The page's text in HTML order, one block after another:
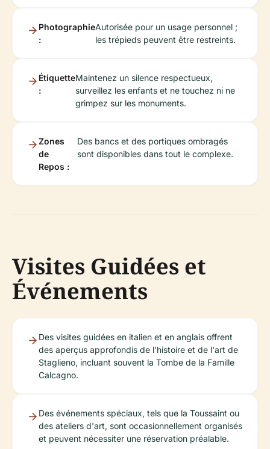
Photographie
:
Autorisée pour un usage personnel ;
les trépieds peuvent être restreints.
Étiquette
:
Maintenez un silence respectueux,
surveillez les enfants et ne touchez ni ne
grimpez sur les monuments.
Zones
de
Repos :
Des bancs et des portiques ombragés
sont disponibles dans tout le complexe.
Visites Guidées et
Événements
Des visites guidées en italien et en anglais offrent
des aperçus approfondis de l'histoire et de l'art de
Staglieno, incluant souvent la Tombe de la Famille
Calcagno.
Des événements spéciaux, tels que la Toussaint ou
des ateliers d'art, sont occasionnellement organisés
et peuvent nécessiter une réservation préalable.